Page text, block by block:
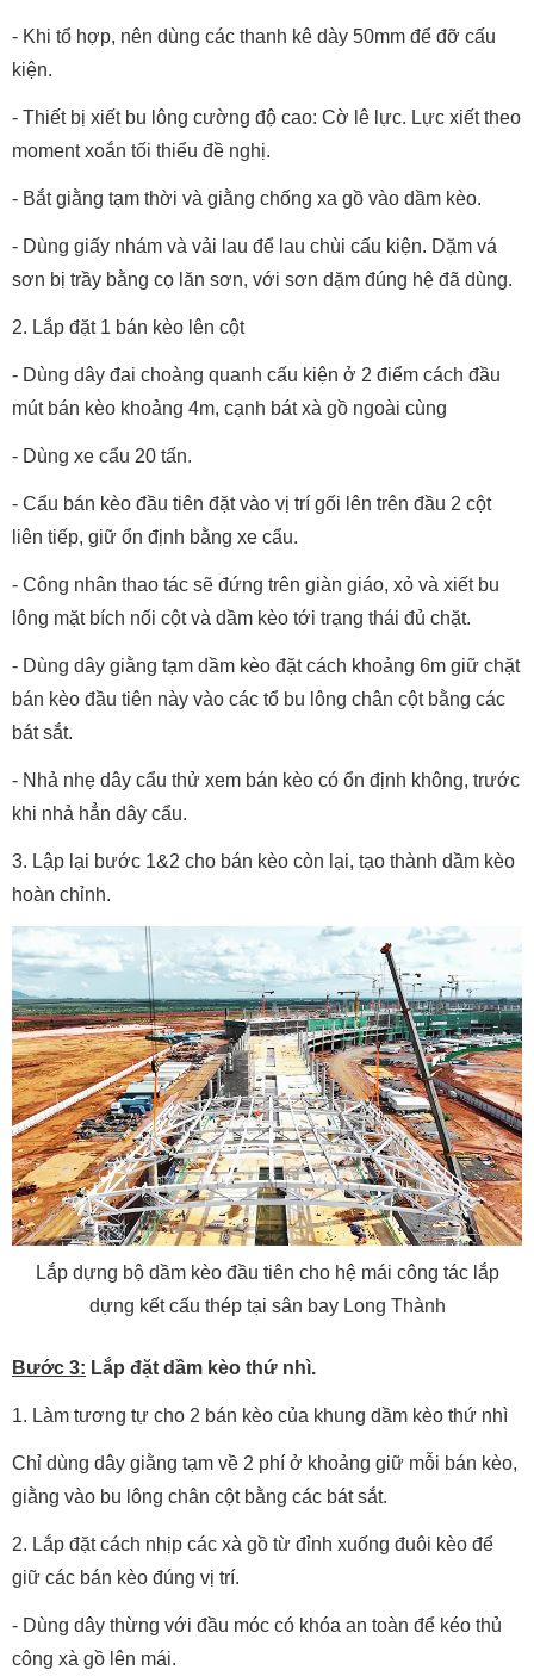
- Khi tổ hợp, nên dùng các thanh kê dày 50mm để đỡ cấu
kiện.
- Thiết bị xiết bu lông cường độ cao: Cờ lê lực. Lực xiết theo
moment xoắn tối thiểu đề nghị.
- Bắt giằng tạm thời và giằng chống xa gồ vào dầm kèo.
- Dùng giấy nhám và vải lau để lau chùi cấu kiện. Dặm vá
sơn bị trầy bằng cọ lăn sơn, với sơn dặm đúng hệ đã dùng.
2. Lắp đặt 1 bán kèo lên cột
- Dùng dây đai choàng quanh cấu kiện ở 2 điểm cách đầu
mút bán kèo khoảng 4m, cạnh bát xà gồ ngoài cùng
- Dùng xe cẩu 20 tấn.
- Cẩu bán kèo đầu tiên đặt vào vị trí gối lên trên đầu 2 cột
liên tiếp, giữ ổn định bằng xe cẩu.
- Công nhân thao tác sẽ đứng trên giàn giáo, xỏ và xiết bu
lông mặt bích nối cột và dầm kèo tới trạng thái đủ chặt.
- Dùng dây giằng tạm dầm kèo đặt cách khoảng 6m giữ chặt
bán kèo đầu tiên này vào các tổ bu lông chân cột bằng các
bát sắt.
- Nhả nhẹ dây cẩu thử xem bán kèo có ổn định không, trước
khi nhả hẳn dây cẩu.
3. Lập lại bước 1&2 cho bán kèo còn lại, tạo thành dầm kèo
hoàn chỉnh.
Lắp dựng bộ dầm kèo đầu tiên cho hệ mái công tác lắp
dựng kết cấu thép tại sân bay Long Thành
Bước 3: Lắp đặt dầm kèo thứ nhì.
1. Làm tương tự cho 2 bán kèo của khung dầm kèo thứ nhì
Chỉ dùng dây giằng tạm về 2 phí ở khoảng giữ mỗi bán kèo,
giằng vào bu lông chân cột bằng các bát sắt.
2. Lắp đặt cách nhịp các xà gồ từ đỉnh xuống đuôi kèo để
giữ các bán kèo đúng vị trí.
- Dùng dây thừng với đầu móc có khóa an toàn để kéo thủ
công xà gồ lên mái.